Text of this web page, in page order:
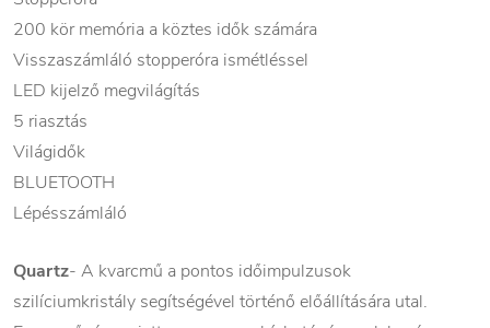
200 kör memória a köztes idők számára
Visszaszámláló stopperóra ismétléssel
LED kijelző megvilágítás
5 riasztás
Világidők
BLUETOOTH
Lépésszámláló
Quartz- A kvarcmű a pontos időimpulzusok
szilíciumkristály segítségével történő előállítására utal.